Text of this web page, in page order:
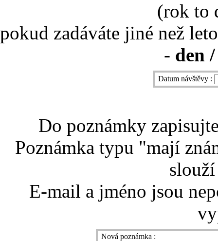
(rok to
pokud zadáváte jiné než
- den
Datum návštěvy :
Do poznámky
Poznámka typu "mají
E-mail a jméno jsou
Nová poznámka :